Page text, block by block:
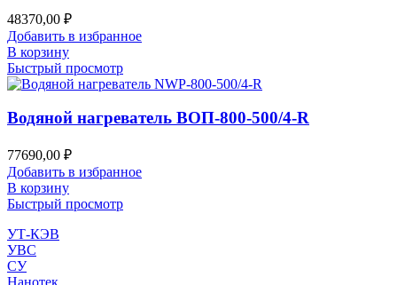
48370,00 ₽
Добавить в избранное
В корзину
Быстрый просмотр
Водяной нагреватель ВОП-800-500/4-R
77690,00 ₽
Добавить в избранное
В корзину
Быстрый просмотр
УТ-КЭВ
УВС
СУ